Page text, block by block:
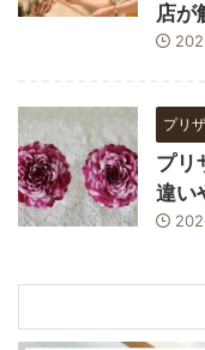
店が
プリ
プリ
違い